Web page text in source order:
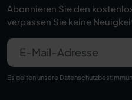
Abonnieren Sie den
verpassen Sie keine
E-Mail-Adresse
Es gelten unsere